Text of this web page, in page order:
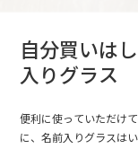
自分買いは
入りグラス
便利に使っていただけ
に、名前入りグラスは